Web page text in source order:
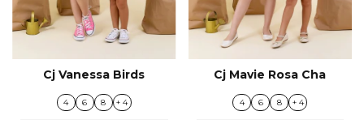
Cj Vanessa Birds
4 6 8 + 4
Cj Mavie Rosa Cha
4 6 8 + 4